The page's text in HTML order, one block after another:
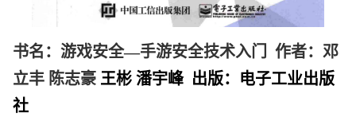
书名：游戏安全—手游安全技术入门 作者： 邓
立丰 陈志豪 王彬 潘宇峰 出版：电子工业出版
社